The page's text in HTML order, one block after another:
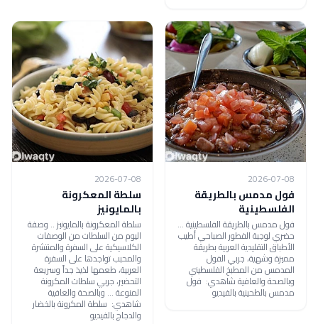
2026-07-08
فول مدمس بالطريقة
الفلسطينية
فول مدمس بالطريقة الفلسطينية ...
حضري لوجبة الفطور الصباحي أطيب
الأطباق التقليدية العربية بطريقة
مميزة وشهية، جربي الفول
المدمس من المطبخ الفلسطيني
وبالصحة والعافية شاهدي: فول
مدمس بالطحينية بالفيديو
2026-07-08
سلطة المعكرونة
بالمايونيز
سلطة المعكرونة بالمايونيز .. وصفة
اليوم من السلطات من الوصفات
الكلاسيكية على السفرة والمنتشرة
والمحبب تواجدها على السفرة
العربية، طعمها لذيذ جداً وسريعة
التحضير، جربي سلطات المكرونة
المنوعة ... وبالصحة والعافية
شاهدي: سلطة المكرونة بالخضار
والدجاج بالفيديو